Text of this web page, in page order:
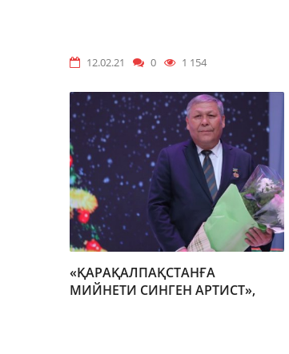
12.02.21 0 1 154
«ҚАРАҚАЛПАҚСТАНҒА
МИЙНЕТИ СИНГЕН АРТИСТ»,